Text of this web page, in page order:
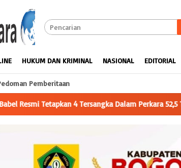
HUKUM DAN KRIMINAL NASIONAL EDITORIAL
Pemberitaan
52,5 Ton Pasir Timah Ilegal Di Belitung